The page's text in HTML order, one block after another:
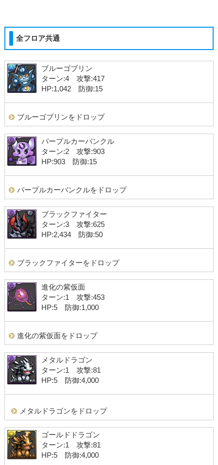
全フロア共通
ブルーゴブリン
ターン:4 攻撃:417
HP:1,042 防御:15
ブルーゴブリンをドロップ
パープルカーバンクル
ターン:2 攻撃:903
HP:903 防御:15
パープルカーバンクルをドロップ
ブラックファイター
ターン:3 攻撃:625
HP:2,434 防御:50
ブラックファイターをドロップ
進化の紫仮面
ターン:1 攻撃:453
HP:5 防御:1,000
進化の紫仮面をドロップ
メタルドラゴン
ターン:1 攻撃:81
HP:5 防御:4,000
メタルドラゴンをドロップ
ゴールドドラゴン
ターン:1 攻撃:81
HP:5 防御:4,000